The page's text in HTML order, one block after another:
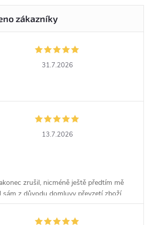
31.7.2026
13.7.2026
zrušil, nicméně ještě předtím mě
z důvodu domluvy převzetí zboží,